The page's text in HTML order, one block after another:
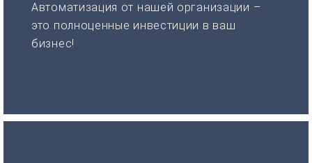
Автоматизация от нашей организации –
это полноценные инвестиции в ваш
бизнес!